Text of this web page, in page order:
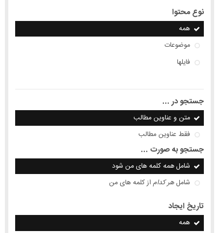
نوع محتوا
همه
موضوعات
فایلها
جستجو در ...
متن و عناوین مطالب
فقط عناوین مطالب
جستجو به صورت ...
شاملهمه کلمه های من شود
شاملهر کدام از کلمه های من
تاریخ ایجاد
همه